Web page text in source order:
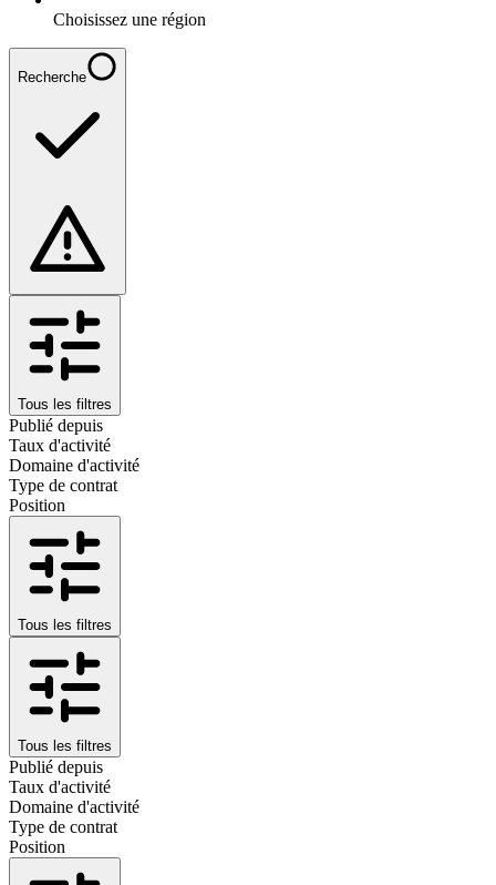
Choisissez une région
Recherche
Tous les filtres
Publié depuis
Taux d'activité
Domaine d'activité
Type de contrat
Position
Tous les filtres
Tous les filtres
Publié depuis
Taux d'activité
Domaine d'activité
Type de contrat
Position